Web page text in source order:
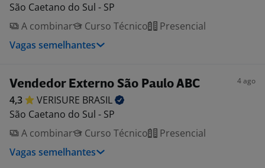
São Caetano do Sul - SP
A combinar
Curso Técnico
Presencial
Vagas semelhantes
Vendedor Externo São Paulo ABC 4 ago
4,3 VERISURE BRASIL
São Caetano do Sul - SP
A combinar
Curso Técnico
Presencial
Vagas semelhantes